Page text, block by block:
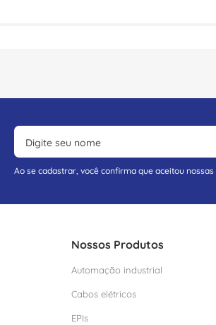
Ao se cadastrar, você confirma que aceitou nossas
Nossos Produtos
Automação industrial
Cabos elétricos
EPIs